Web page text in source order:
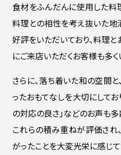
食材をふんだんに使用した料
料理との相性を考え抜いた地
好評をいただいており、料理
にご来店いただくお客様も多く
さらに、落ち着いた和の空間
ったおもてなしを大切にしてお
の対応の良さ」などのお声も多
これらの積み重ねが評価され
がったことを大変光栄に感じて